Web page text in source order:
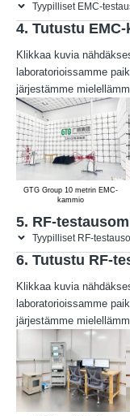
Tyypilliset EMC-
4. Tutustu
Klikkaa kuvia
laboratorioissamme
järjestämme
GTG Group 10 metrin EMC-
kammio
5. RF-
Tyypilliset RF-
6. Tutustu RF-
Klikkaa kuvia
laboratorioissamme
järjestämme